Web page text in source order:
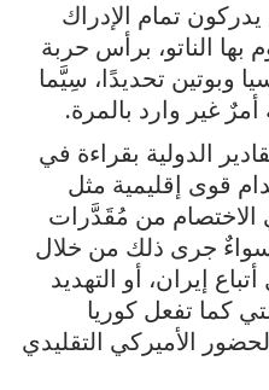
تمام الإدراك
بها الناتو، برأس حربة
وبوتين تحديدًا، سِيَّما
غير وارد بالمرة.
الدولية بقراءة في
قوى إقليمية مثل
الاختصام من مُقَدَّرات
وسواءٌ جرى ذلك من خلال
إيران، أو التهديد
كما تفعل كوريا
الأميركي التقليدي